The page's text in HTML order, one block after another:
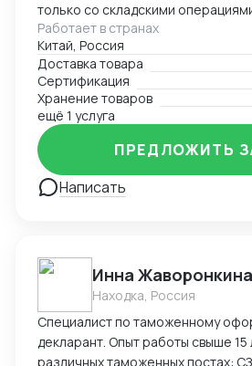
только со складскими
сопровождением. В нее также
оформление, помощь в
сопроводительной и
документации.
Работает в странах
Китай, Россия
Доставка товара
Сертификация
Хранение товаров
ещё 1 услуга
Написать
ПРЕДЛОЖИТЬ
Инна Жаворонкина
Находка, Россия
Специалист по таможенному
декларант. Опыт работы свыше 15
различных таможенных постах: